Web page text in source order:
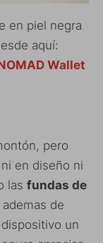
en piel negra
aquí:
Wallet
pero
en diseño ni
las fundas de
ademas de
un